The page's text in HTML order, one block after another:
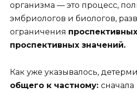
организма — это процесс,
эмбриологов и биологов,
ограничения
проспективных значений.
Как уже указывалось,
общего к частному: сначала